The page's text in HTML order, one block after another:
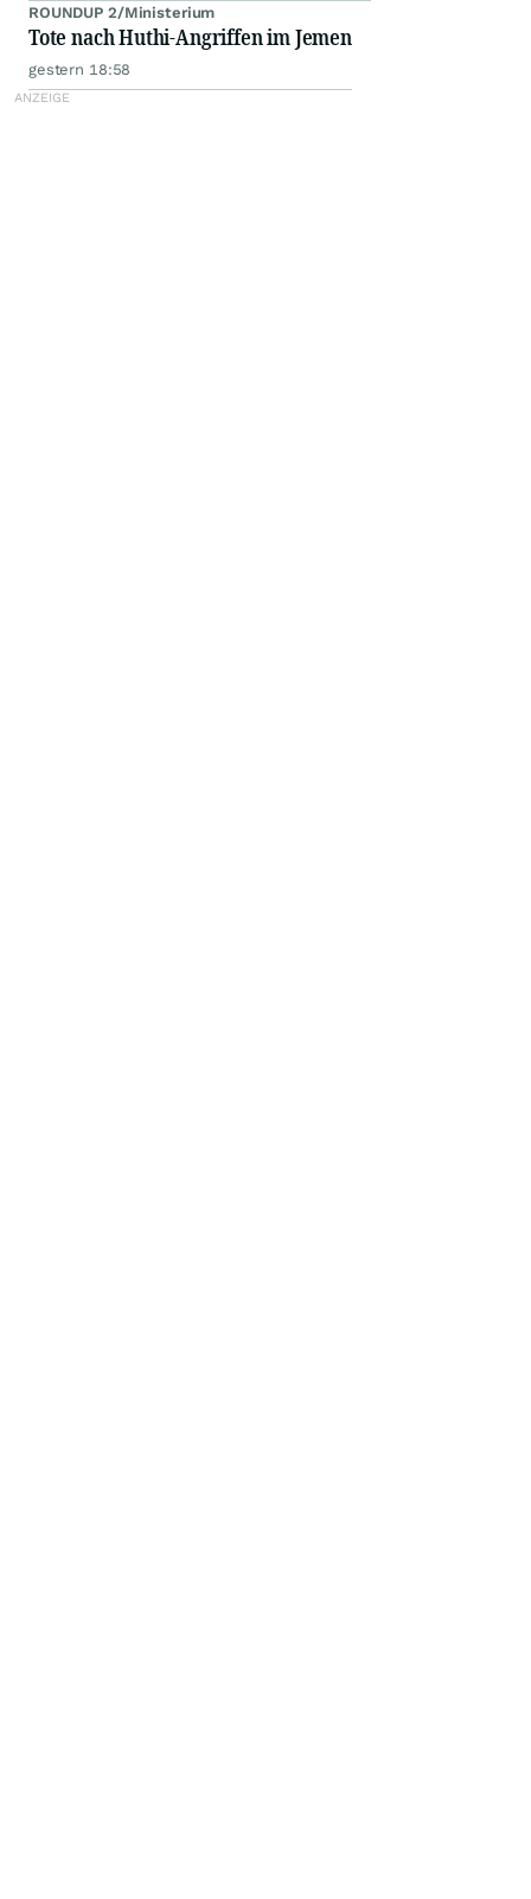
ROUNDUP 2/Ministerium
Tote nach Huthi-Angriffen im Jemen
gestern 18:58